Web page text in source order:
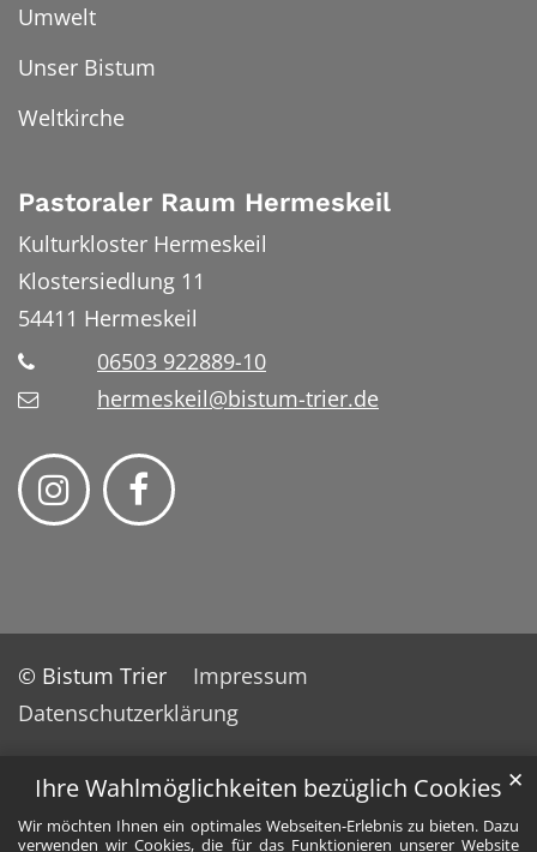
Ihre Wahlmöglichkeiten bezüglich Cookies
Wir möchten Ihnen ein optimales Webseiten-Erlebnis zu bieten. Dazu
verwenden wir Cookies, die für das Funktionieren unserer Website
✕
Umwelt
Unser Bistum
Weltkirche
Pastoraler Raum Hermeskeil
Kulturkloster Hermeskeil
Klostersiedlung 11
54411 Hermeskeil
06503 922889-10
hermeskeil@bistum-trier.de
© Bistum Trier
Impressum
Datenschutzerklärung